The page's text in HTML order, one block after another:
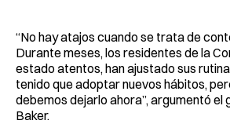
“No hay atajos cuando se trata de
Durante meses, los residentes de la
estado atentos, han ajustado sus
tenido que adoptar nuevos hábitos,
debemos dejarlo ahora”, argumentó el
Baker.